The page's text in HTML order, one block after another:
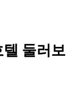
텔 둘러보